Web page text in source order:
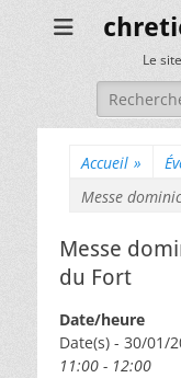
Le
Rechercher
Accueil »
Messe
Messe
du Fort
Date/heure
Date(s) - 30/01/
11:00 - 12:00